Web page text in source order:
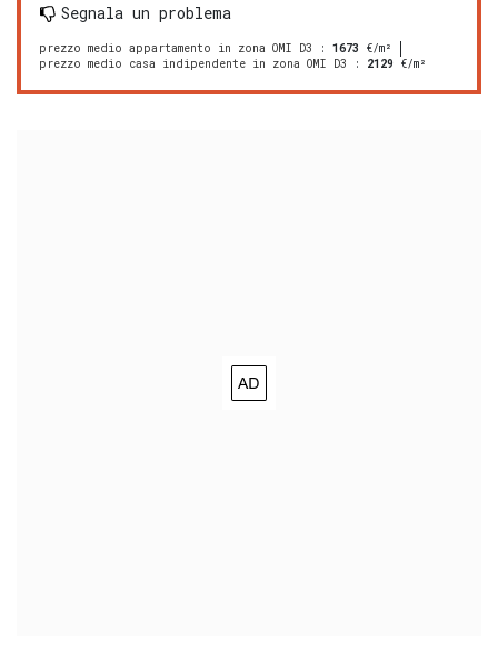
Segnala un problema
prezzo medio appartamento in zona OMI D3 : 1673 €/m²
prezzo medio casa indipendente in zona OMI D3 : 2129 €/m²